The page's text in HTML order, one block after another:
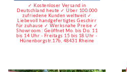
✓ Kostenloser Versand in
Deutschland heute ✓ Über 100.000
zufriedene Kunden weltweit ✓
Liebevoll handgefertigtes Geschirr
für zuhause ✓ Werksnahe Preise ✓
Showroom : Geöffnet Mo. bis Do. 11
bis 14 Uhr - Freitags 15 bis 18 Uhr -
Hünenborgstr.17b, 48431 Rheine